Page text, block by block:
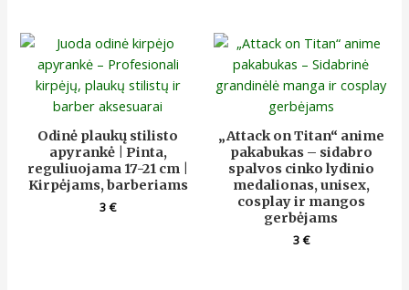
Odinė plaukų stilisto
apyrankė | Pinta,
reguliuojama 17-21 cm |
Kirpėjams, barberiams
3€
„Attack on Titan“ anime
pakabukas – sidabro
spalvos cinko lydinio
medalionas, unisex,
cosplay ir mangos
gerbėjams
3€